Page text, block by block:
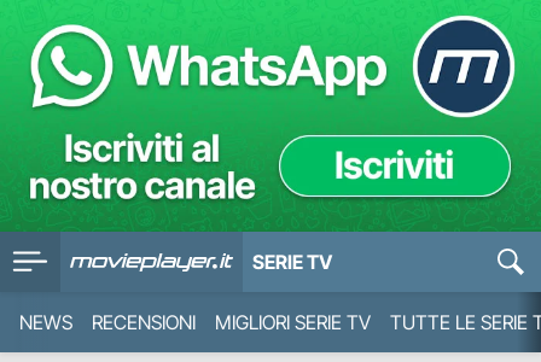
SERIE TV
NEWS RECENSIONI MIGLIORI SERIE TV TUTTE LE SERIE